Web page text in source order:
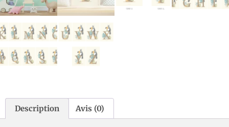
Description Avis (0)